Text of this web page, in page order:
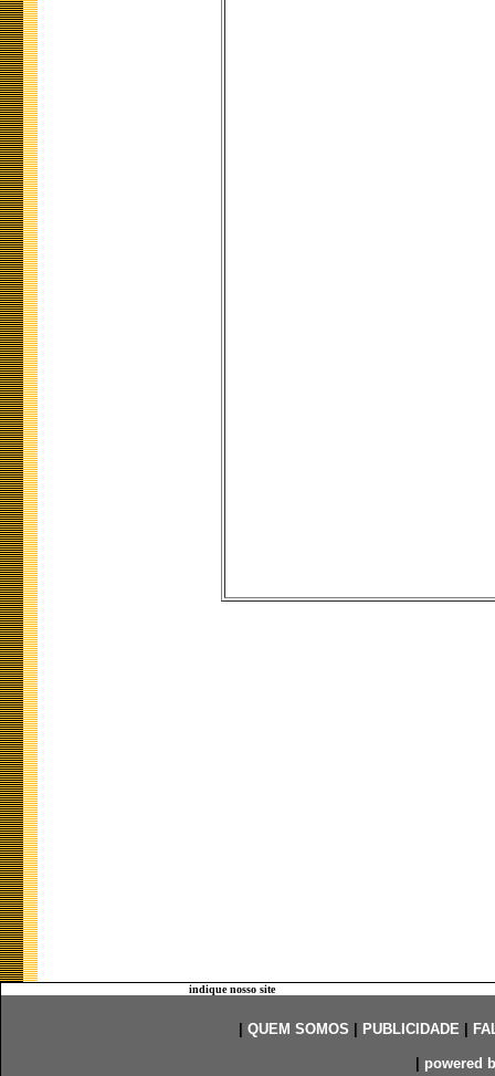
indique nosso site
QUEM SOMOS PUBLICIDADE|
powered